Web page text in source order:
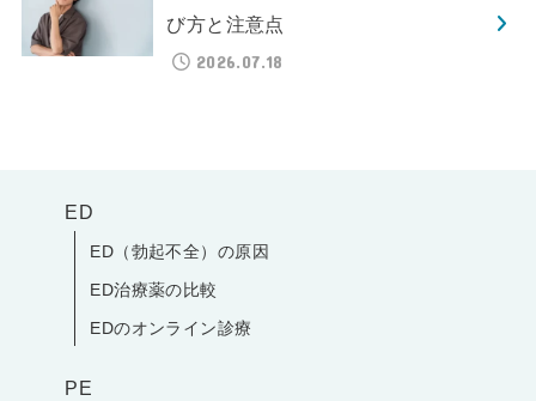
び方と注意点
2026.07.18
ED
ED（勃起不全）の原因
ED治療薬の比較
EDのオンライン診療
PE